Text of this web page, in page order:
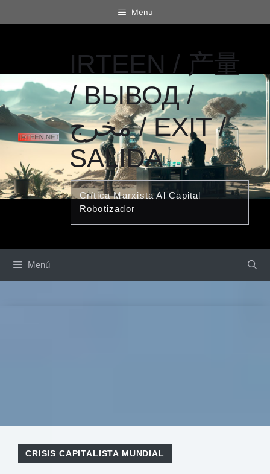
al
Menu
IRTEEN / 产量
/ ВЫВОД /
مخرج / EXIT /
SALIDA
Crítica Marxista Al Capital
Robotizador
Menú
CRISIS CAPITALISTA MUNDIAL